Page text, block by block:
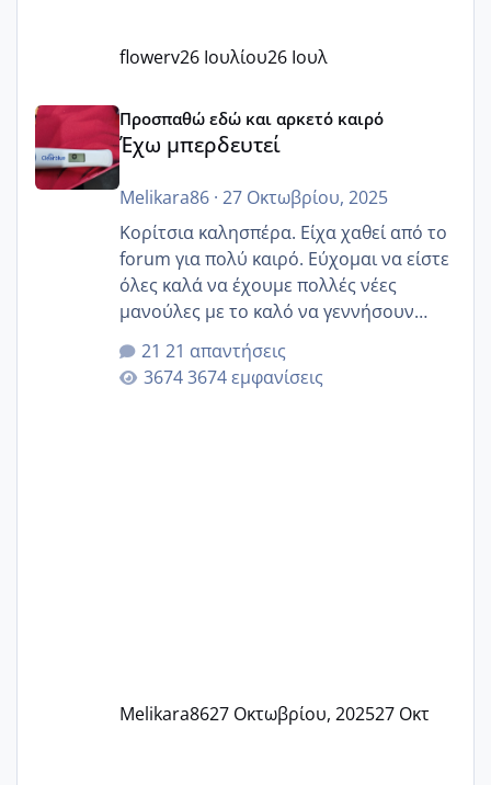
flowerv26 Ιουλίου26 Ιουλ
Έχω μπερδευτεί
Προσπαθώ εδώ και αρκετό καιρό
Έχω μπερδευτεί
Melikara86· 27 Οκτωβρίου, 2025
Κορίτσια καλησπέρα. Είχα χαθεί από το
forum για πολύ καιρό. Εύχομαι να είστε
όλες καλά να έχουμε πολλές νέες
μανούλες με το καλό να γεννήσουν
αυτές που ήδη περιμένουν. Να πάρουν
γερα μωράκια στην αγκαλίτσα τους
🙏🏼🙏🏼 Ας πάμε λοιπόν στο θέμα μου.
21 απαντήσεις
3674 εμφανίσεις
Melikara8627 Οκτωβρίου, 202527 Οκτ